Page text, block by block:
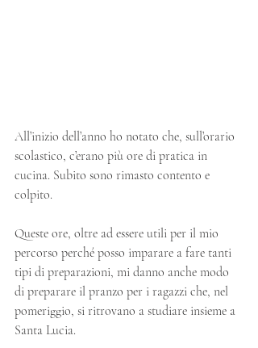
All’inizio dell’anno ho notato che, sull’orario
scolastico, c’erano più ore di pratica in
cucina. Subito sono rimasto contento e
colpito.
Queste ore, oltre ad essere utili per il mio
percorso perché posso imparare a fare tanti
tipi di preparazioni, mi danno anche modo
di preparare il pranzo per i ragazzi che, nel
pomeriggio, si ritrovano a studiare insieme a
Santa Lucia.